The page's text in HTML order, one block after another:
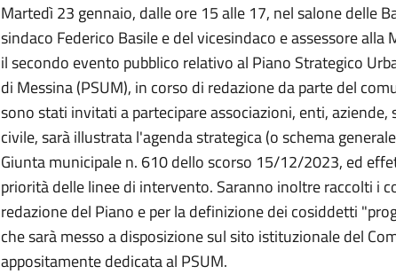
Martedì 23 gennaio, dalle ore 15 alle 17, nel salone delle
sindaco Federico Basile e del vicesindaco e assessore
il secondo evento pubblico relativo al Piano Strategico
di Messina (PSUM), in corso di redazione da parte del
sono stati invitati a partecipare associazioni, enti,
civile, sarà illustrata l'agenda strategica (o schema
Giunta municipale n. 610 dello scorso 15/12/2023, ed
priorità delle linee di intervento. Saranno inoltre raccolti i
redazione del Piano e per la definizione dei cosiddetti
che sarà messo a disposizione sul sito istituzionale del
appositamente dedicata al PSUM.